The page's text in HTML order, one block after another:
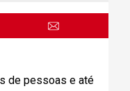
de pessoas e até